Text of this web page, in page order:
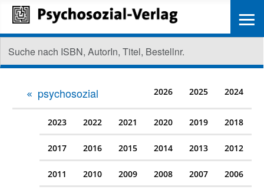
psychosozial 2026 2025 2024
2023 2022 2021 2020 2019 2018
2017 2016 2015 2014 2013 2012
2011 2010 2009 2008 2007 2006
≡